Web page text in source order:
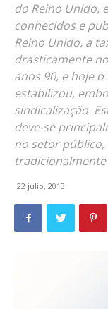
do Reino Unido,
conhecidos e
Reino Unido, a
drasticamente
anos 90, e hoje
estabilizou,
sindicalização.
deve-se
no setor público,
22 julio, 2013